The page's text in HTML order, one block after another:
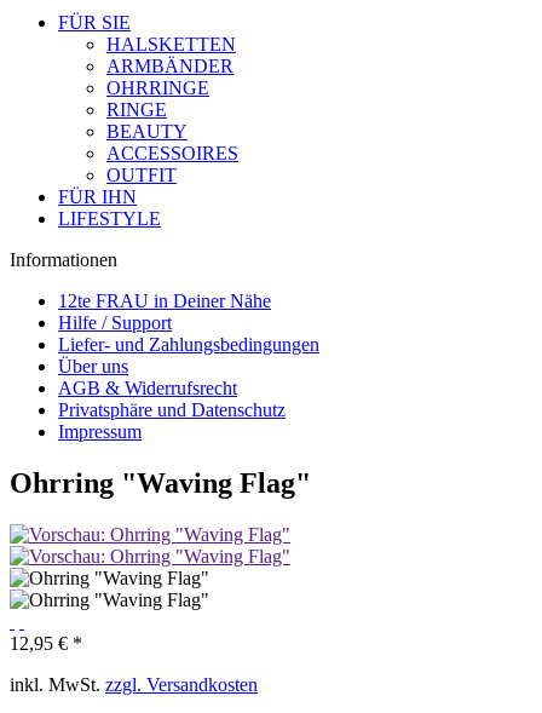
FÜR SIE
HALSKETTEN
ARMBÄNDER
OHRRINGE
RINGE
BEAUTY
ACCESSOIRES
OUTFIT
FÜR IHN
LIFESTYLE
Informationen
12te FRAU in Deiner Nähe
Hilfe / Support
Liefer- und Zahlungsbedingungen
Über uns
AGB & Widerrufsrecht
Privatsphäre und Datenschutz
Impressum
Ohrring "Waving Flag"
12,95 € *
inkl. MwSt. zzgl. Versandkosten